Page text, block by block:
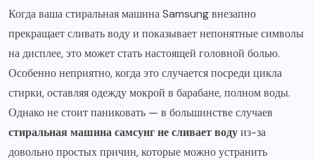
Когда ваша стиральная машина Samsung внезапно
прекращает сливать воду и показывает непонятные символы
на дисплее, это может стать настоящей головной болью.
Особенно неприятно, когда это случается посреди цикла
стирки, оставляя одежду мокрой в барабане, полном воды.
Однако не стоит паниковать — в большинстве случаев
стиральная машина самсунг не сливает водуиз-за
довольно простых причин, которые можно устранить